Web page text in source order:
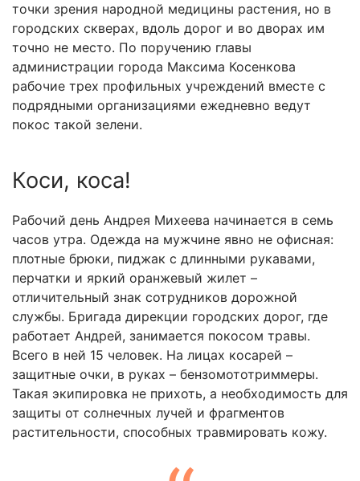
точки зрения народной медицины растения, но в
городских скверах, вдоль дорог и во дворах им
точно не место. По поручению главы
администрации города Максима Косенкова
рабочие трех профильных учреждений вместе с
подрядными организациями ежедневно ведут
покос такой зелени.
Коси, коса!
Рабочий день Андрея Михеева начинается в семь
часов утра. Одежда на мужчине явно не офисная:
плотные брюки, пиджак с длинными рукавами,
перчатки и яркий оранжевый жилет –
отличительный знак сотрудников дорожной
службы. Бригада дирекции городских дорог, где
работает Андрей, занимается покосом травы.
Всего в ней 15 человек. На лицах косарей –
защитные очки, в руках – бензомототриммеры.
Такая экипировка не прихоть, а необходимость для
защиты от солнечных лучей и фрагментов
растительности, способных травмировать кожу.